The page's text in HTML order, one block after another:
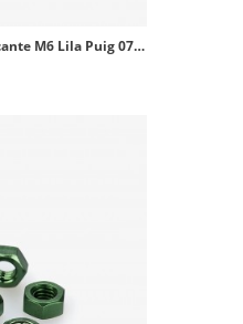
Blister 6 Tuercas Autoblocante M6 Lila Puig 0736L